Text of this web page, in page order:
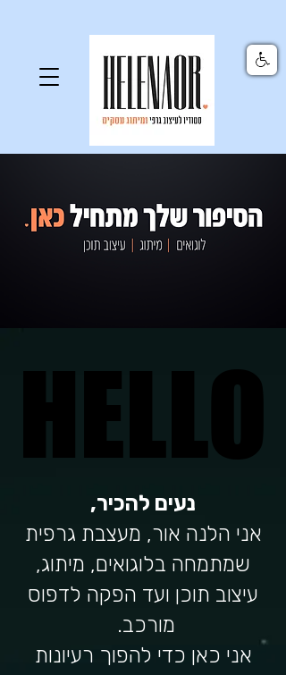
HELLO
HELLO
נעים להכיר,
אני הלנה אור, מעצבת גרפית
שמתמחה בלוגואים, מיתוג,
עיצוב תוכן ועד הפקה לדפוס
מורכב.
אני כאן כדי להפוך רעיונות